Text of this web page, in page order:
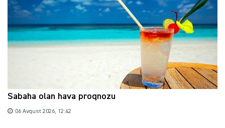
Sabaha olan hava proqnozu
06 Avqust 2026, 12:42